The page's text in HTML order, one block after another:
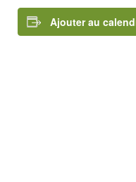
Ajouter au